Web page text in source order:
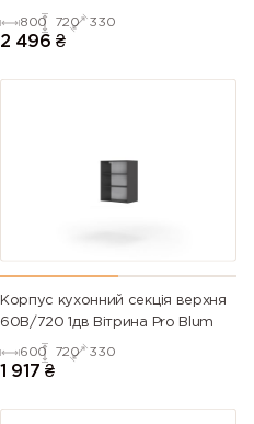
800 720 330
2 496 ₴
Корпус кухонний секцiя верхня
60В/720 1дв Вітрина Pro Blum
600 720 330
1 917 ₴